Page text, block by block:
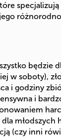
w soboty),
i godziny
i
(czy inni